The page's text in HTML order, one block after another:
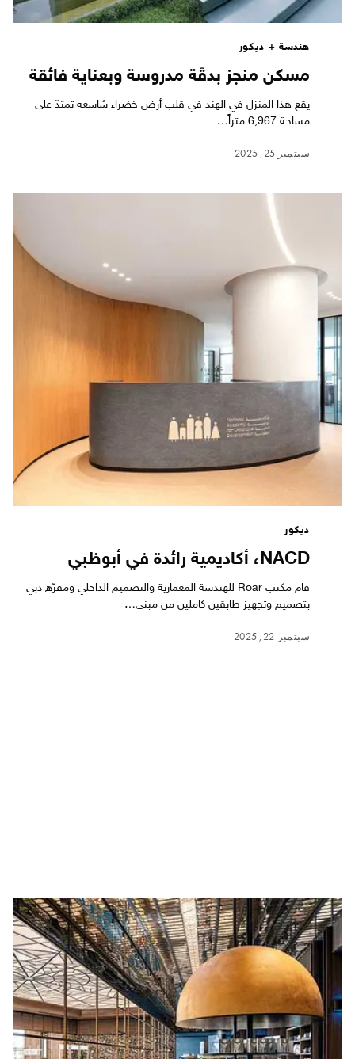
هندسة + ديكور
مسكن منجز بدقّة مدروسة وبعناية فائقة
يقع هذا المنزل في الهند في قلب أرض خضراء شاسعة تمتدّ على
مساحة 6,967 متراً…
سبتمبر 25, 2025
ديكور
NACD، أكاديمية رائدة في أبوظبي
قام مكتب Roar للهندسة المعمارية والتصميم الداخلي ومقرّه دبي
بتصميم وتجهيز طابقين كاملين من مبنى…
سبتمبر 22, 2025